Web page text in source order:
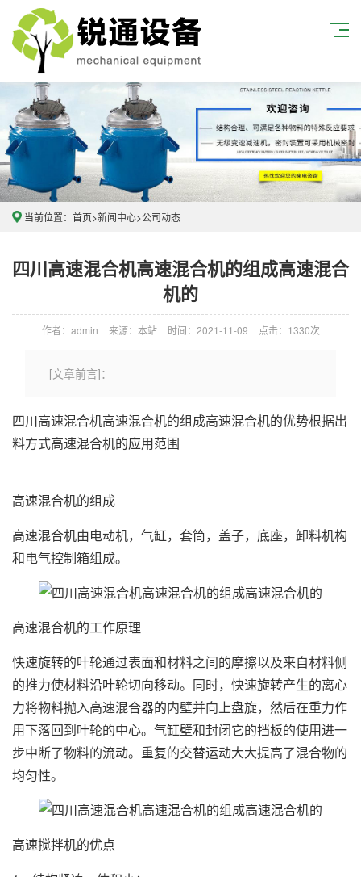
当前位置： 首页>新闻中心>公司动态
四川高速混合机高速混合机的组成高速混合
机的
作者：admin 来源：本站 时间：2021-11-09 点击：1330次
[文章前言]：
四川高速混合机高速混合机的组成高速混合机的优势根据出
料方式高速混合机的应用范围
高速混合机的组成
高速混合机由电动机，气缸，套筒，盖子，底座，卸料机构
和电气控制箱组成。
高速混合机的工作原理
快速旋转的叶轮通过表面和材料之间的摩擦以及来自材料侧
的推力使材料沿叶轮切向移动。同时，快速旋转产生的离心
力将物料抛入高速混合器的内壁并向上盘旋，然后在重力作
用下落回到叶轮的中心。气缸壁和封闭它的挡板的使用进一
步中断了物料的流动。重复的交替运动大大提高了混合物的
均匀性。
高速搅拌机的优点